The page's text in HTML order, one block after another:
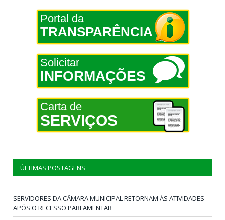
Portal da
TRANSPARÊNCIA
Solicitar
INFORMAÇÕES
Carta de
SERVIÇOS
ÚLTIMAS POSTAGENS
SERVIDORES DA CÂMARA MUNICIPAL RETORNAM ÀS ATIVIDADES
APÓS O RECESSO PARLAMENTAR